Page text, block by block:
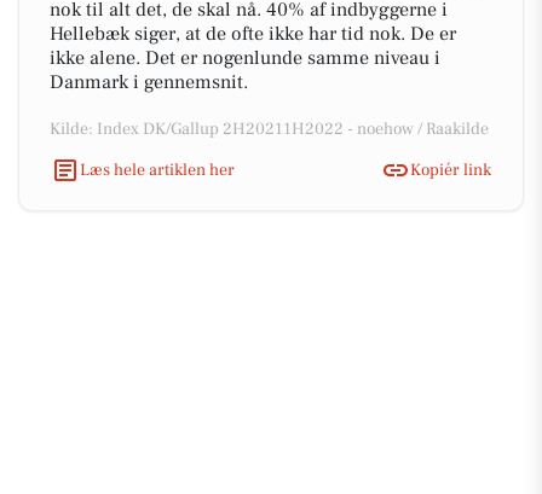
nok til alt det, de skal nå. 40% af indbyggerne i
Hellebæk siger, at de ofte ikke har tid nok. De er
ikke alene. Det er nogenlunde samme niveau i
Danmark i gennemsnit.
Kilde: Index DK/Gallup 2H20211H2022 - noehow / Raakilde
Læs hele artiklen her
Kopiér link